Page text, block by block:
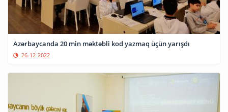
Azərbaycanda 20 min məktəbli kod yazmaq üçün yarışdı
26-12-2022